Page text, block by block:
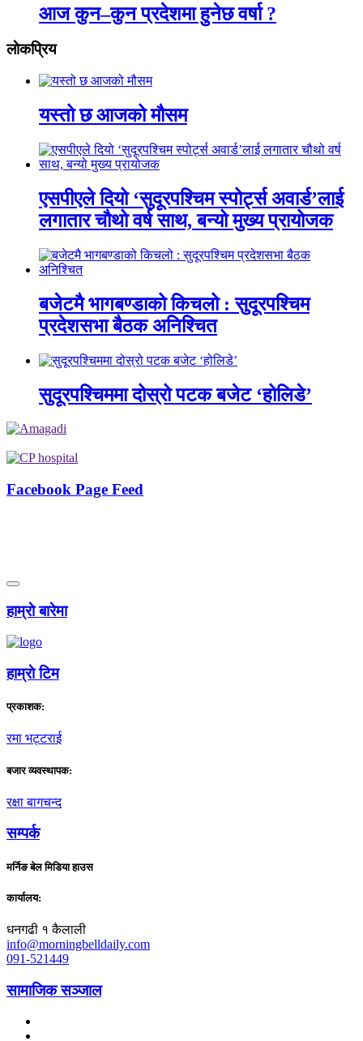
आज कुन–कुन प्रदेशमा हुनेछ वर्षा ?
लाेकप्रिय
यस्तो छ आजको मौसम
एसपीएले दियो ‘सुदूरपश्चिम स्पोर्ट्स अवार्ड’लाई
लगातार चौथो वर्ष साथ, बन्यो मुख्य प्रायोजक
बजेटमै भागबण्डाको किचलो : सुदूरपश्चिम
प्रदेशसभा बैठक अनिश्चित
सुदूरपश्चिममा दोस्रो पटक बजेट ‘होलिडे’
Facebook Page Feed
हाम्राे बारेमा
हाम्राे टिम
प्रकाशक:
रमा भट्टराई
बजार व्यवस्थापक:
रक्षा बागचन्द
सम्पर्क
मर्निङ बेल मिडिया हाउस
कार्यालय:
धनगढी १ कैलाली
info@morningbelldaily.com
091-521449
सामाजिक सञ्जाल